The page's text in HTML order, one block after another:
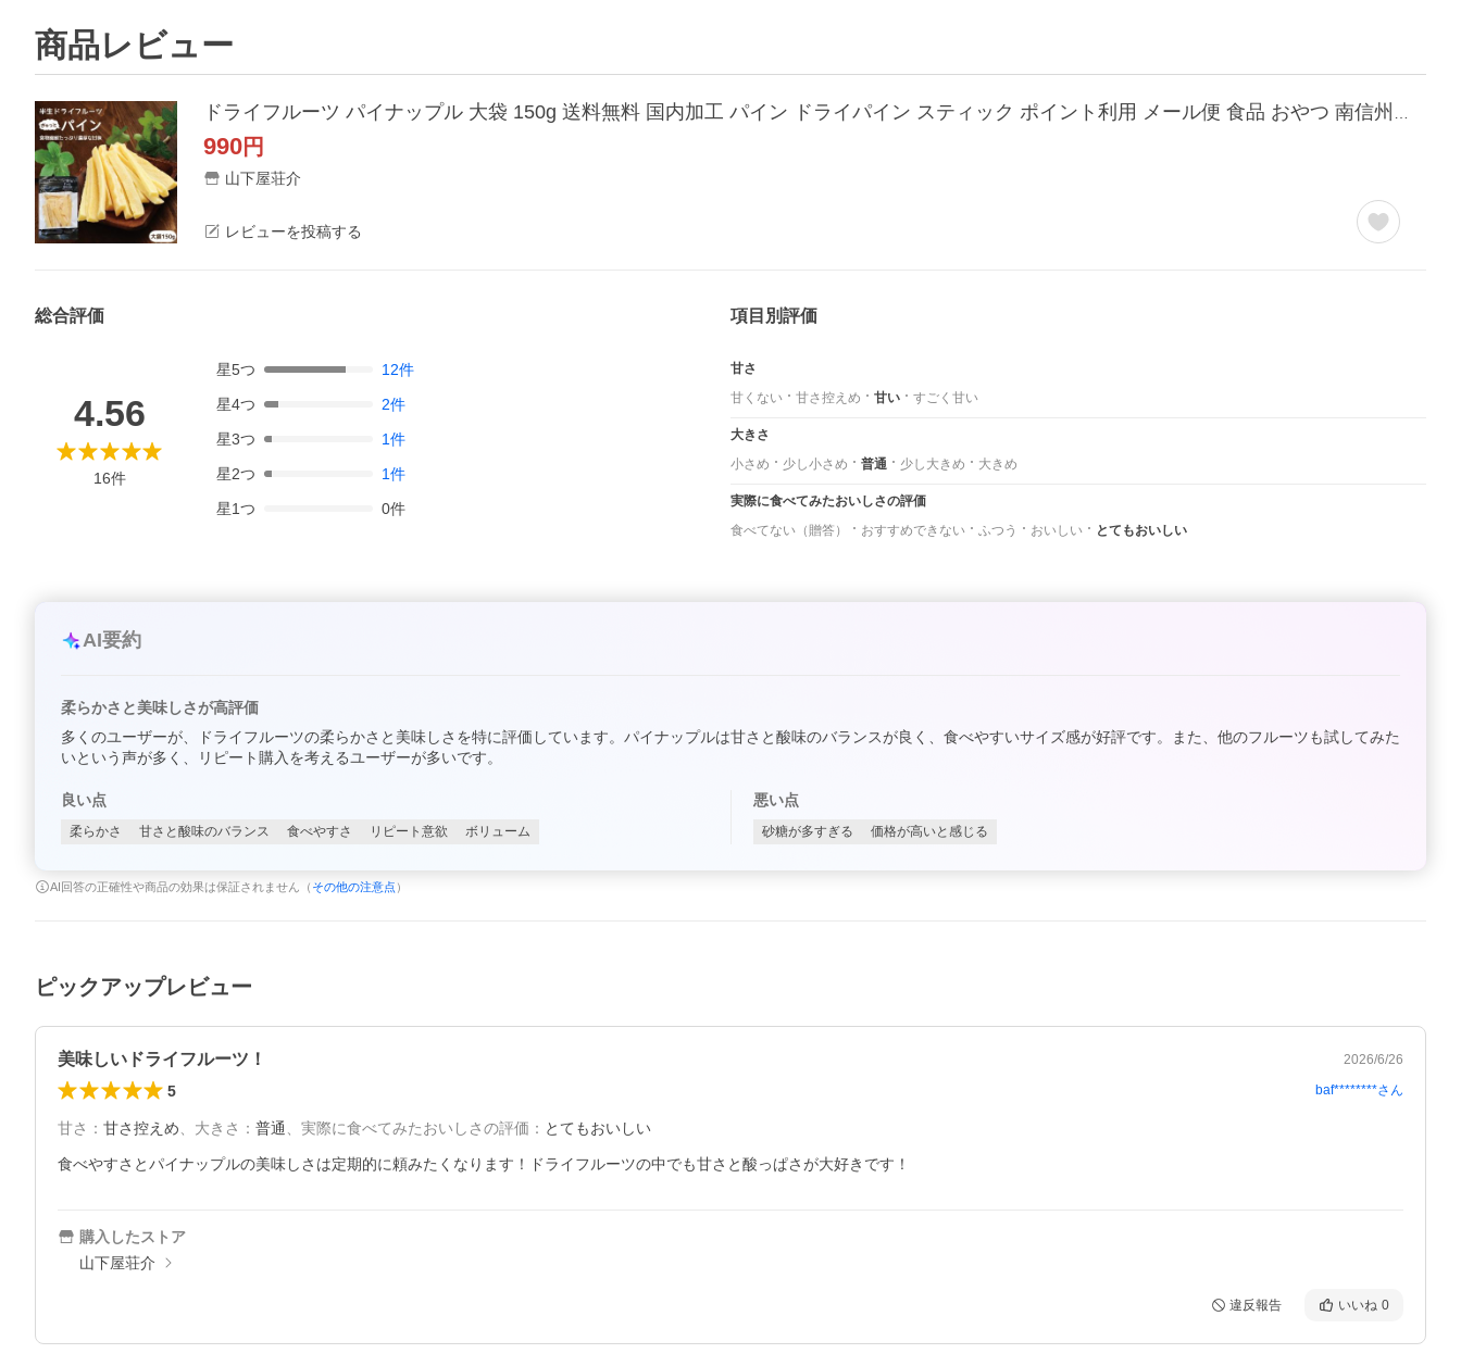
商品レビュー
990円
山下屋荘介
レビューを投稿する
総合評価
4.56
16件
星5つ 12件
星4つ 2件
星3つ 1件
星2つ 1件
星1つ 0件
項目別評価
甘さ
甘くない
甘さ控えめ 甘い すごく甘い
大きさ
小さめ
少し小さめ 普通 少し大きめ 大きめ
実際に食べてみたおいしさの評価
食べてない（贈答）
おすすめできない ふつう おいしい とてもおいしい
AI要約
柔らかさと美味しさが高評価
多くのユーザーが、ドライフルーツの柔らかさと美味しさを特に評価しています。パイナップルは甘さと酸味のバランスが良く、食べやすいサイズ感が好評です。また、他のフルーツも試してみた
いという声が多く、リピート購入を考えるユーザーが多いです。
良い点
柔らかさ 甘さと酸味のバランス 食べやすさ リピート意欲 ボリューム
悪い点
砂糖が多すぎる 価格が高いと感じる
AI回答の正確性や商品の効果は保証されません（ その他の注意点 ）
ピックアップレビュー
美味しいドライフルーツ！ 2026/6/26
5 baf********さん
甘さ ： 甘さ控えめ 大きさ ： 普通 実際に食べてみたおいしさの評価 ： とてもおいしい
食べやすさとパイナップルの美味しさは定期的に頼みたくなります！ドライフルーツの中でも甘さと酸っぱさが大好きです！
購入したストア
山下屋荘介
違反報告 いいね 0